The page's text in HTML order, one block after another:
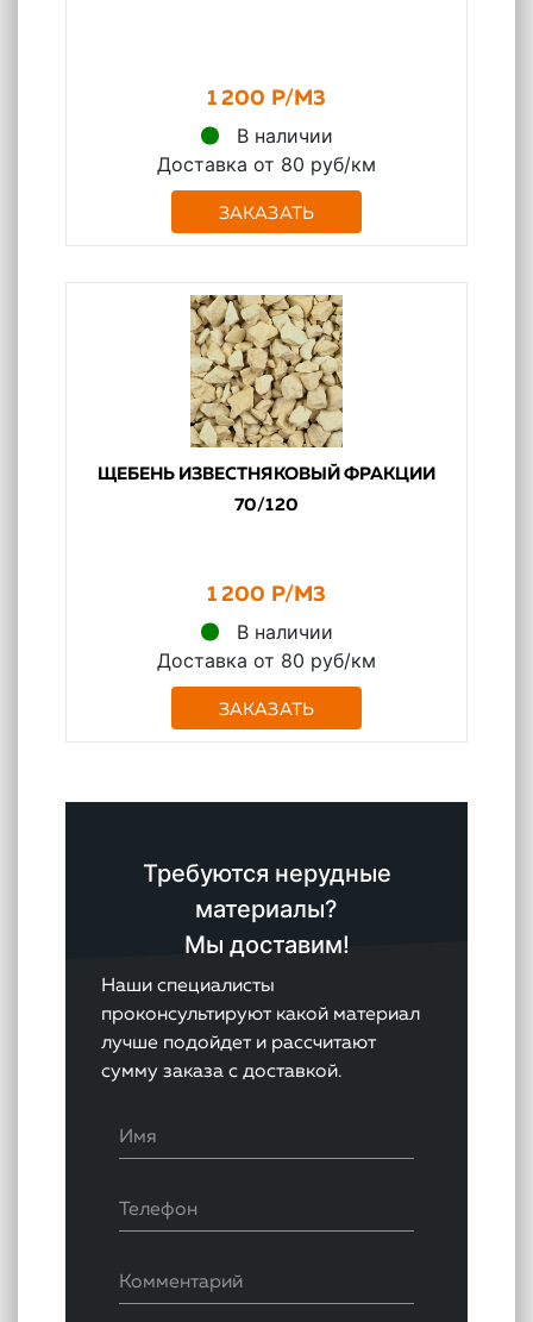
1 200 Р/М3
В наличии
Доставка от 80 руб/км
ЗАКАЗАТЬ
ЩЕБЕНЬ ИЗВЕСТНЯКОВЫЙ ФРАКЦИИ
70/120
1 200 Р/М3
В наличии
Доставка от 80 руб/км
ЗАКАЗАТЬ
Требуются нерудные
материалы?
Мы доставим!
Наши специалисты
проконсультируют какой материал
лучше подойдет и рассчитают
сумму заказа с доставкой.